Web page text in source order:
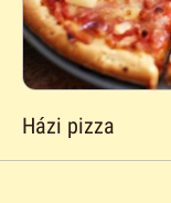
Házi pizza